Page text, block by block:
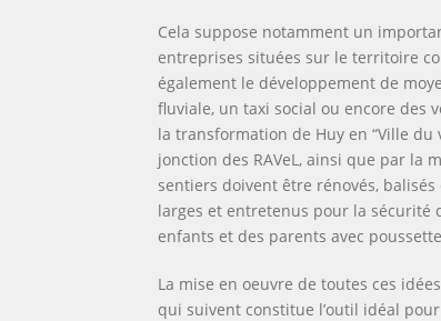
Cela suppose notamment un
entreprises situées sur le territoire
également le développement de
fluviale, un taxi social ou encore des
la transformation de Huy en “Ville
jonction des RAVeL, ainsi que par la
sentiers doivent être rénovés,
larges et entretenus pour la sécurité
enfants et des parents avec
La mise en oeuvre de toutes ces
qui suivent constitue l’outil idéal